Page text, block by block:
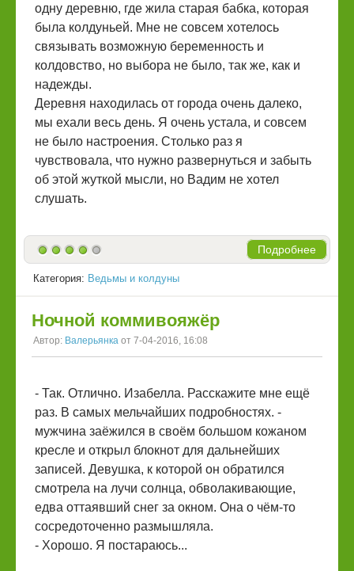
одну деревню, где жила старая бабка, которая
была колдуньей. Мне не совсем хотелось
связывать возможную беременность и
колдовство, но выбора не было, так же, как и
надежды.
Деревня находилась от города очень далеко,
мы ехали весь день. Я очень устала, и совсем
не было настроения. Столько раз я
чувствовала, что нужно развернуться и забыть
об этой жуткой мысли, но Вадим не хотел
слушать.
Подробнее
Категория: Ведьмы и колдуны
Ночной коммивояжёр
Автор: Валерьянка от 7-04-2016, 16:08
- Так. Отлично. Изабелла. Расскажите мне ещё
раз. В самых мельчайших подробностях. -
мужчина заёжился в своём большом кожаном
кресле и открыл блокнот для дальнейших
записей. Девушка, к которой он обратился
смотрела на лучи солнца, обволакивающие,
едва оттаявший снег за окном. Она о чём-то
сосредоточенно размышляла.
- Хорошо. Я постараюсь...